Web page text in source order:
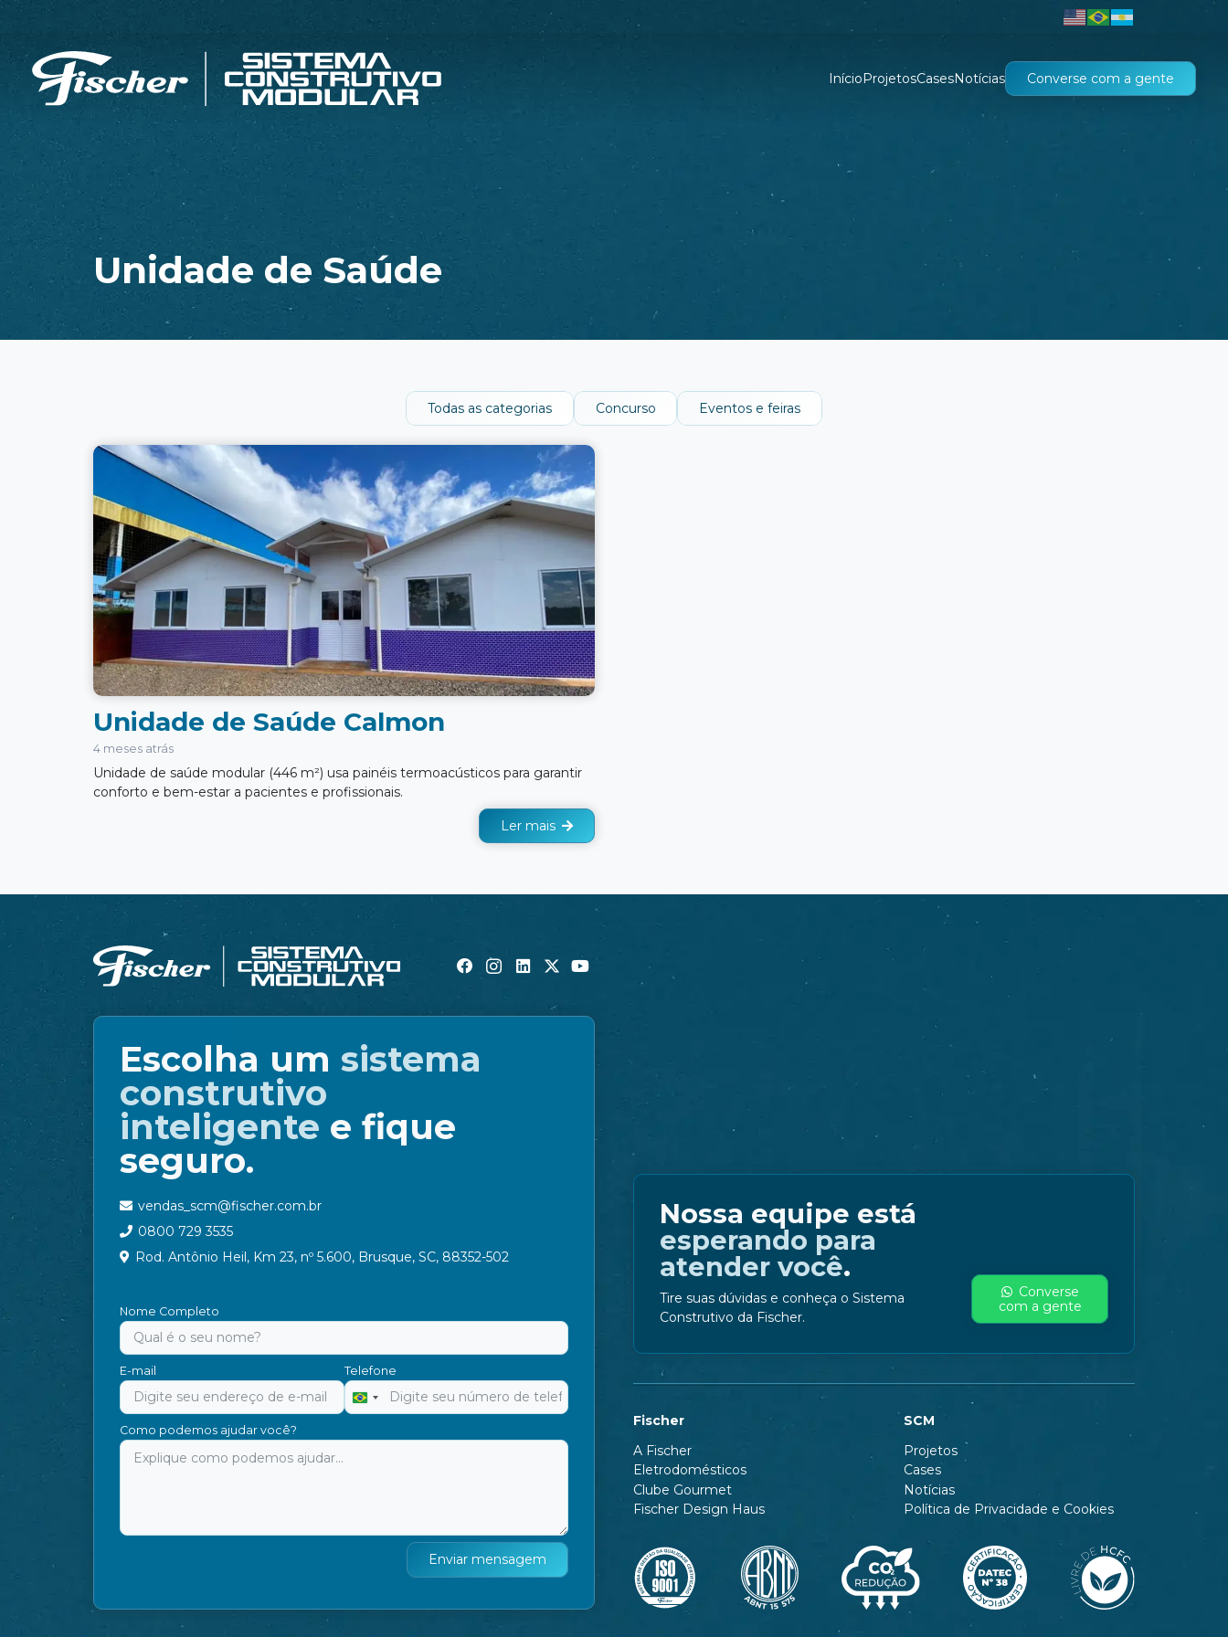
InícioProjetosCasesNotícias Converse com a gente
Unidade de Saúde
Todas as categorias Concurso Eventos e feiras
Unidade de Saúde Calmon
4 meses atrás
Unidade de saúde modular (446 m²) usa painéis termoacústicos para garantir
conforto e bem-estar a pacientes e profissionais.
Ler mais
Escolha um sistema
construtivo
inteligente e fique
seguro.
vendas_scm@fischer.com.br
0800 729 3535
Rod. Antônio Heil, Km 23, nº 5.600, Brusque, SC, 88352-502
Nome Completo
E-mail Telefone
Brazil
Como podemos ajudar você?
Enviar mensagem
Nossa equipe está
esperando para
atender você.
Tire suas dúvidas e conheça o Sistema
Construtivo da Fischer.
Converse
com a gente
Fischer
A Fischer
Eletrodomésticos
Clube Gourmet
Fischer Design Haus
SCM
Projetos
Cases
Notícias
Política de Privacidade e Cookies